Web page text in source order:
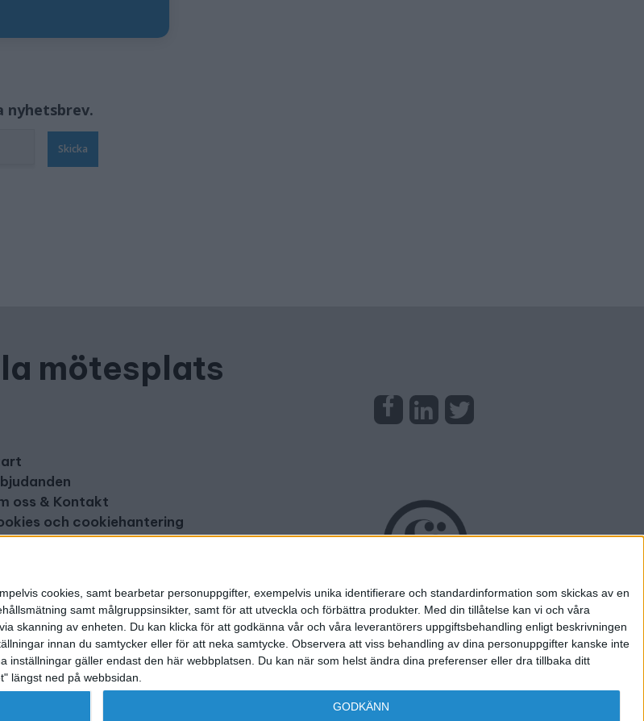
cookies, samt bearbetar personuppgifter, exempelvis unika identifierare och standardinformation som skickas av en
samt målgruppsinsikter, samt för att utveckla och förbättra produkter. Med din tillåtelse kan vi och våra
skanning av enheten. Du kan klicka för att godkänna vår och våra leverantörers uppgiftsbehandling enligt beskrivningen
innan du samtycker eller för att neka samtycke. Observera att viss behandling av dina personuppgifter kanske inte
gäller endast den här webbplatsen. Du kan när som helst ändra dina preferenser eller dra tillbaka ditt
längst ned på webbsidan.
GODKÄNN
nyhetsbrev.
Skicka
mötesplats
oss & Kontakt
och cookiehantering
och disclaimer
Karlsson